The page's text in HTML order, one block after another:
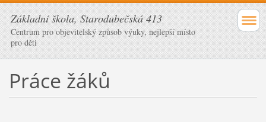
Základní škola, Starodubečská 413
Centrum pro objevitelský způsob výuky, nejlepší místo
pro děti
Práce žáků